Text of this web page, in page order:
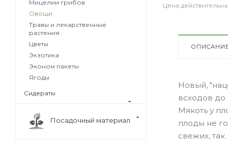
Цена
Новый,
всходов до
Мякоть у
плоды не
свежих,
Мицелии грибов
Овощи
Травы и лекарственные
растения
Цветы
Экзотика
Эконом пакеты
Ягоды
Сидераты
Посадочный материал